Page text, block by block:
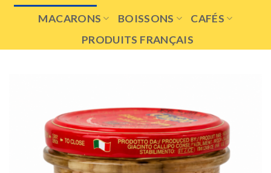
MACARONS
BOISSONS
CAFÉS
PRODUITS FRANÇAIS